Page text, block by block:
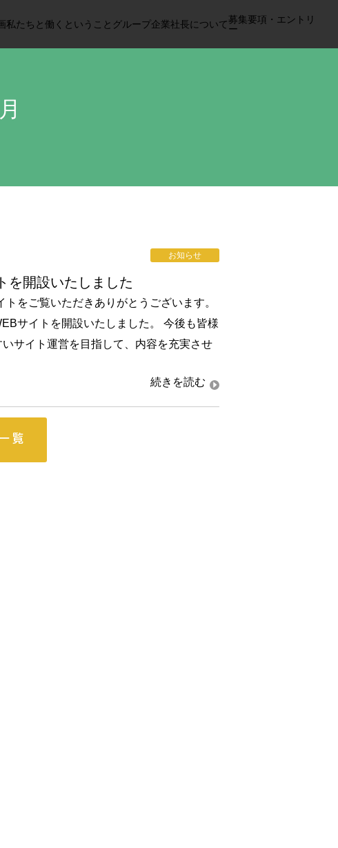
私たちと 働くということ グループ企業社長について募集要項・エントリ
ー
お知らせ
を開設いたしました
トをご覧いただきありがとうございます。
サイトを開設いたしました。 今後も皆様
サイト運営を目指して、内容を充実させ
覧